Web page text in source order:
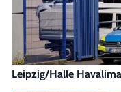
Leipzig/Halle